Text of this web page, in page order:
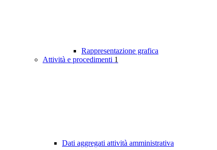
Rappresentazione grafica
Attività e procedimenti 1
Dati aggregati attività amministrativa